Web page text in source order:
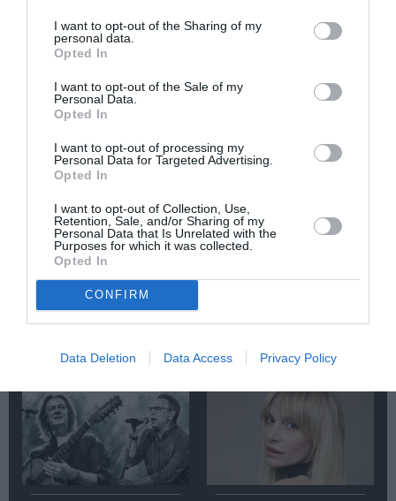
I want to opt-out of the Sharing of my
personal data.
Opted In
I want to opt-out of the Sale of my
Personal Data.
Opted In
I want to opt-out of processing my
Personal Data for Targeted Advertising.
Opted In
I want to opt-out of Collection, Use,
Retention, Sale, and/or Sharing of my
Personal Data that Is Unrelated with the
Purposes for which it was collected.
Opted In
CONFIRM
Data Deletion Data Access Privacy Policy
Tags
HALF NOTE JAZZ CLUB
Newsletter
την Τέχνη και τον Πολιτισμό!
Σχετικά Άρθρα